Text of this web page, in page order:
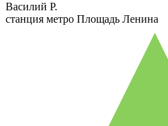
Василий Р.
станция метро Площадь Ленина